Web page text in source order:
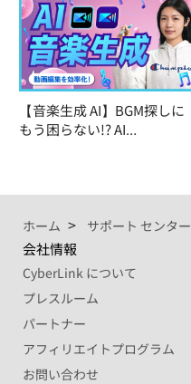
【音楽生成 AI】BGM探しに
もう困らない!? AI…
ホーム サポート センター
会社情報
CyberLink について
プレスルーム
パートナー
アフィリエイトプログラム
お問い合わせ